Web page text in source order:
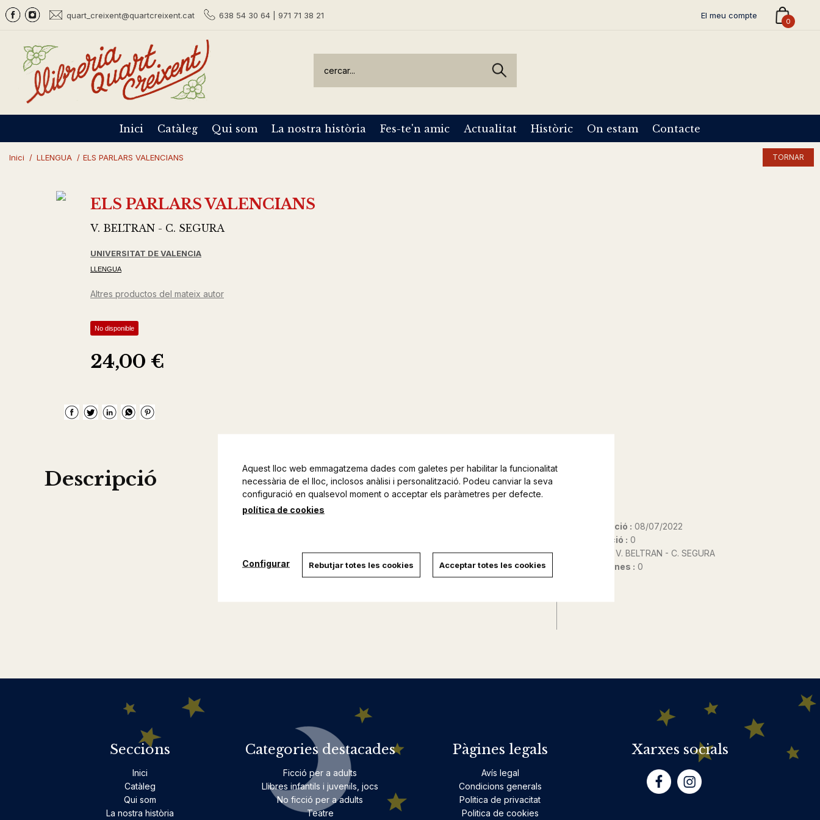
quart_creixent@quartcreixent.cat 638 54 30 64 | 971 71 38 21 El meu compte
0
Inici Catàleg Qui som La nostra història Fes-te'n amic Actualitat Històric On estam Contacte
Inici / LLENGUA / ELS PARLARS VALENCIANS TORNAR
ELS PARLARS VALENCIANS
V. BELTRAN - C. SEGURA
UNIVERSITAT DE VALENCIA
LLENGUA
Altres productos del mateix autor
No disponible
24,00 €
Descripció
Data d'edició : 08/07/2022
Any d'edició : 0
V. BELTRAN - C. SEGURA
Nº de pàgines : 0
Seccions
Inici
Catàleg
Qui som
La nostra història
Categories destacades
Ficció per a adults
Llibres infantils i juvenils, jocs
No ficció per a adults
Teatre
Pàgines legals
Avís legal
Condicions generals
Politica de privacitat
Politica de cookies
Xarxes socials
Aquest lloc web emmagatzema dades com galetes per habilitar la funcionalitat
necessària de el lloc, inclosos anàlisi i personalització. Podeu canviar la seva
configuració en qualsevol moment o acceptar els paràmetres per defecte.
política de cookies
Configurar Rebutjar totes les cookies Acceptar totes les cookies